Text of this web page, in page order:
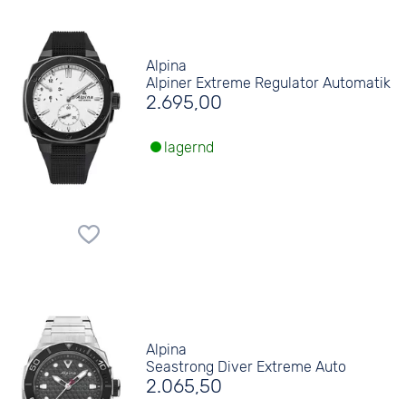
Alpina
Alpiner Extreme Regulator Automatik
2.695,00
lagernd
Alpina
Seastrong Diver Extreme Auto
2.065,50